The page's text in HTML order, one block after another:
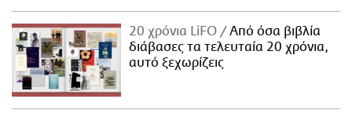
20 χρόνια LiFO
Από όσα βιβλία
διάβασες τα τελευταία 20 χρόνια,
αυτό ξεχωρίζεις